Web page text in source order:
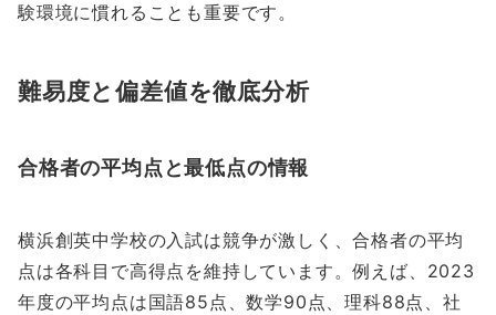
験環境に慣れることも重要です。
難易度と偏差値を徹底分析
合格者の平均点と最低点の情報
横浜創英中学校の入試は競争が激しく、合格者の平均
点は各科目で高得点を維持しています。例えば、2023
年度の平均点は国語85点、数学90点、理科88点、社